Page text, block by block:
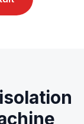
isolation